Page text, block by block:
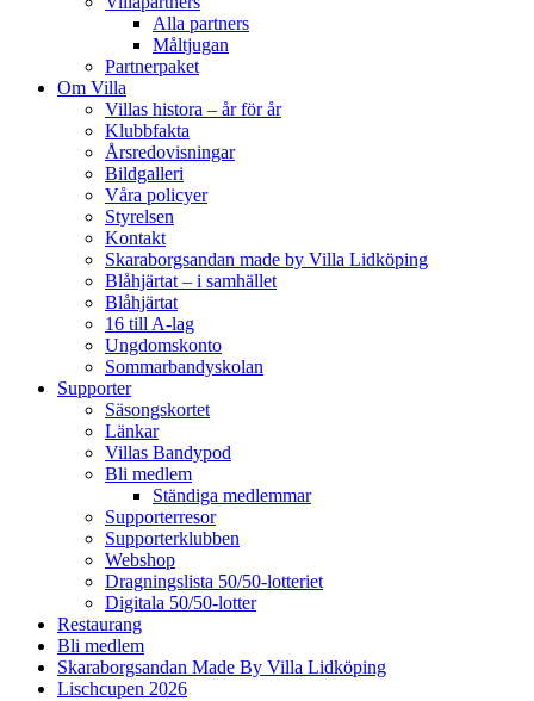
Alla partners
Måltjugan
Partnerpaket
Om Villa
Villas histora – år för år
Klubbfakta
Årsredovisningar
Bildgalleri
Våra policyer
Styrelsen
Kontakt
Skaraborgsandan made by Villa Lidköping
Blåhjärtat – i samhället
Blåhjärtat
16 till A-lag
Ungdomskonto
Sommarbandyskolan
Supporter
Säsongskortet
Länkar
Villas Bandypod
Bli medlem
Ständiga medlemmar
Supporterresor
Supporterklubben
Webshop
Dragningslista 50/50-lotteriet
Digitala 50/50-lotter
Restaurang
Bli medlem
Skaraborgsandan Made By Villa Lidköping
Lischcupen 2026